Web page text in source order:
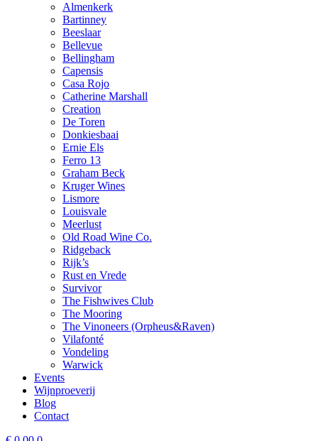
Almenkerk
Bartinney
Beeslaar
Bellevue
Bellingham
Capensis
Casa Rojo
Catherine Marshall
Creation
De Toren
Donkiesbaai
Ernie Els
Ferro 13
Graham Beck
Kruger Wines
Lismore
Louisvale
Meerlust
Old Road Wine Co.
Ridgeback
Rijk’s
Rust en Vrede
Survivor
The Fishwives Club
The Mooring
The Vinoneers (Orpheus&Raven)
Vilafonté
Vondeling
Warwick
Events
Wijnproeverij
Blog
Contact